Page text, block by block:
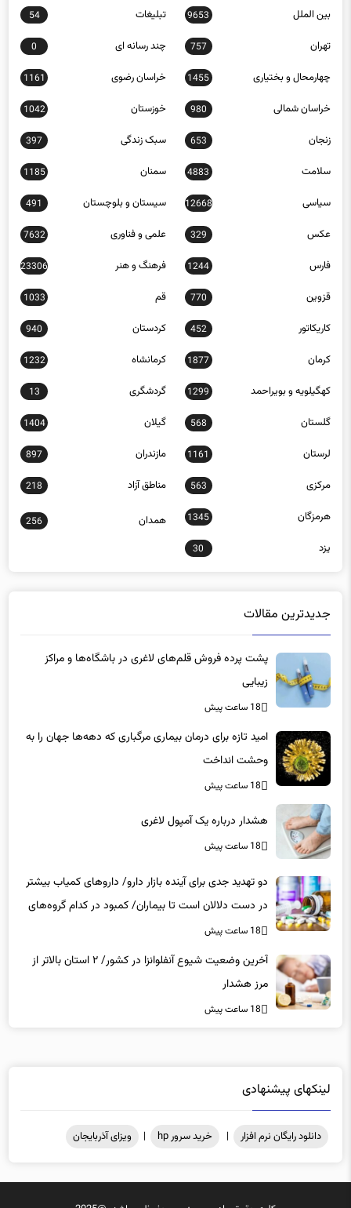
تهران 757 چند رسانه ای 0
چهارمحال و بختیاری 1455 خراسان رضوی 1161
خراسان شمالی 980 خوزستان 1042
زنجان 653 سبک زندگی 397
سلامت 4883 سمنان 1185
سیاسی 12668 سیستان و بلوچستان 491
عکس 329 علمی و فناوری 7632
فارس 1244 فرهنگ و هنر 23306
قزوین 770 قم 1033
کاریکاتور 452 کردستان 940
کرمان 1877 کرمانشاه 1232
کهگیلویه و بویراحمد 1299 گردشگری 13
گلستان 568 گیلان 1404
لرستان 1161 مازندران 897
مرکزی 563 مناطق آزاد 218
هرمزگان 1345
256
یزد 30
پشت پرده فروش قلم‌های لاغری در باشگاه‌ها و مراکز
زیبایی
18 ساعت پیش
امید تازه برای درمان بیماری مرگباری که دهه‌ها جهان را به
وحشت انداخت
18 ساعت پیش
18 ساعت پیش
در دست دلالان است تا بیماران/ کمبود در کدام گروه‌های
دارویی محسوس‌تر است؟
18 ساعت پیش
مرز هشدار
18 ساعت پیش
دانلود رایگان نرم افزار
کلیه حقوق مادی و معنوی محفوظ میباشد .@2025